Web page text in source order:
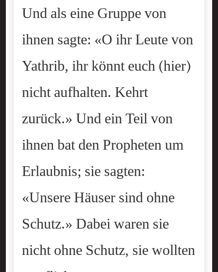
Und als eine Gruppe von
ihnen sagte: «O ihr Leute von
Yathrib, ihr könnt euch (hier)
nicht aufhalten. Kehrt
zurück.» Und ein Teil von
ihnen bat den Propheten um
Erlaubnis; sie sagten:
«Unsere Häuser sind ohne
Schutz.» Dabei waren sie
nicht ohne Schutz, sie wollten